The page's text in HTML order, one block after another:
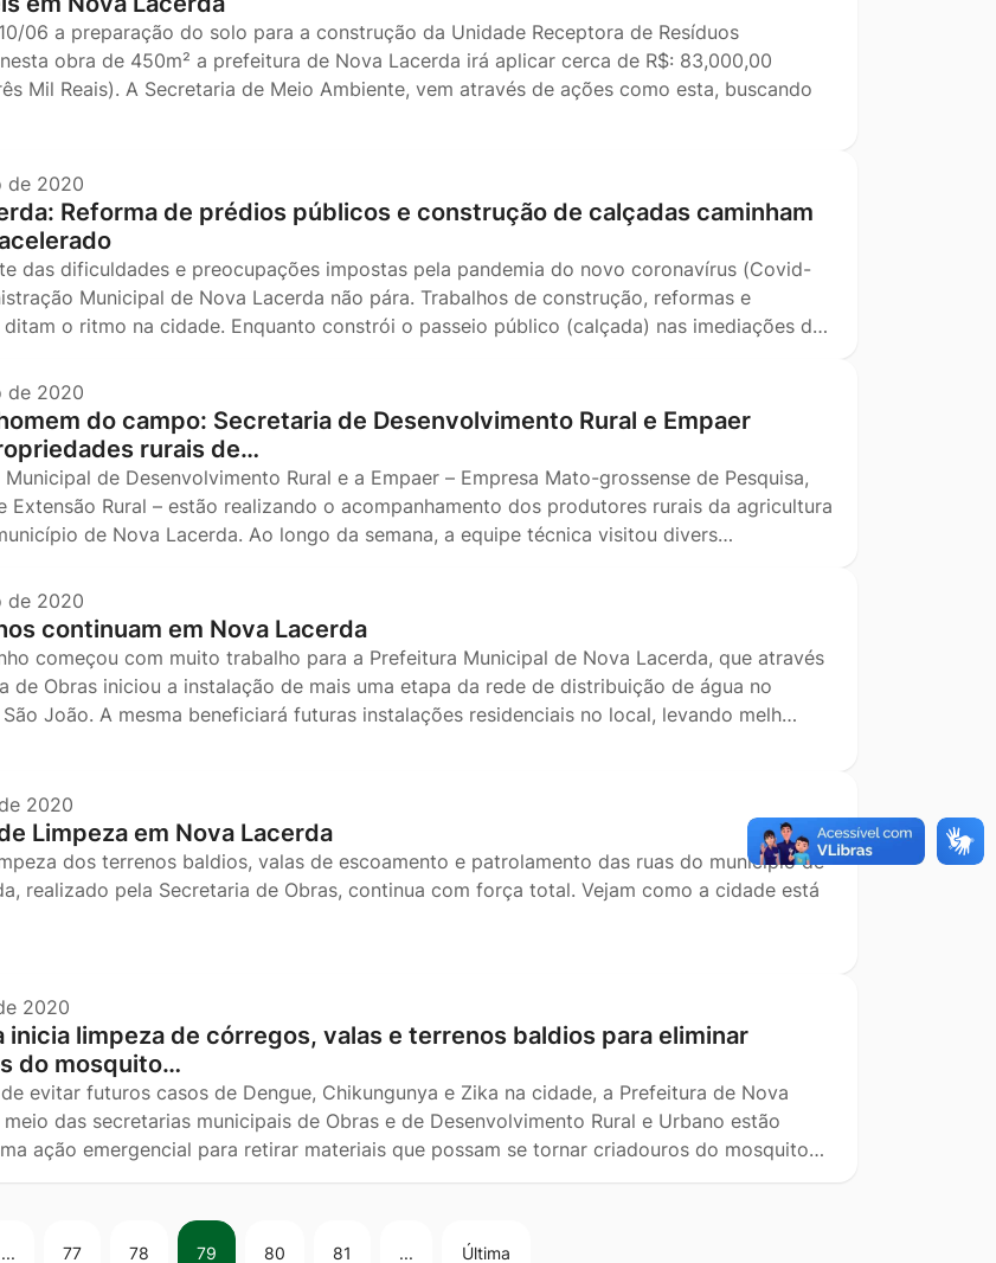
06 a preparação do solo para a construção da Unidade Receptora de Resíduos
obra de 450m² a prefeitura de Nova Lacerda irá aplicar cerca de R$: 83,000,00
Mil Reais). A Secretaria de Meio Ambiente, vem através de ações como esta, buscando
de 2020
Reforma de prédios públicos e construção de calçadas caminham
das dificuldades e preocupações impostas pela pandemia do novo coronavírus (Covid-
Municipal de Nova Lacerda não pára. Trabalhos de construção, reformas e
ditam o ritmo na cidade. Enquanto constrói o passeio público (calçada) nas imediações d…
de 2020
do campo: Secretaria de Desenvolvimento Rural e Empaer
rurais de…
de Desenvolvimento Rural e a Empaer – Empresa Mato-grossense de Pesquisa,
Extensão Rural – estão realizando o acompanhamento dos produtores rurais da agricultura
de Nova Lacerda. Ao longo da semana, a equipe técnica visitou divers…
de 2020
continuam em Nova Lacerda
começou com muito trabalho para a Prefeitura Municipal de Nova Lacerda, que através
de Obras iniciou a instalação de mais uma etapa da rede de distribuição de água no
João. A mesma beneficiará futuras instalações residenciais no local, levando melh…
2020
Limpeza em Nova Lacerda
dos terrenos baldios, valas de escoamento e patrolamento das ruas do município de
realizado pela Secretaria de Obras, continua com força total. Vejam como a cidade está
2020
inicia limpeza de córregos, valas e terrenos baldios para eliminar
do mosquito…
evitar futuros casos de Dengue, Chikungunya e Zika na cidade, a Prefeitura de Nova
das secretarias municipais de Obras e de Desenvolvimento Rural e Urbano estão
ação emergencial para retirar materiais que possam se tornar criadouros do mosquito…
... 77 78 79 80 81 ... Última